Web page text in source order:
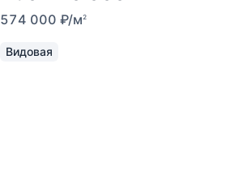
574 000 ₽/м2
Видовая